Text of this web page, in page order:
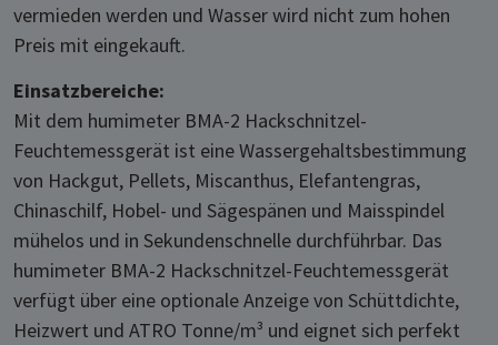
vermieden werden und Wasser wird nicht zum hohen
Preis mit eingekauft.
Einsatzbereiche:
Mit dem humimeter BMA-2 Hackschnitzel-
Feuchtemessgerät ist eine Wassergehaltsbestimmung
von Hackgut, Pellets, Miscanthus, Elefantengras,
Chinaschilf, Hobel- und Sägespänen und Maisspindel
mühelos und in Sekundenschnelle durchführbar. Das
humimeter BMA-2 Hackschnitzel-Feuchtemessgerät
verfügt über eine optionale Anzeige von Schüttdichte,
Heizwert und ATRO Tonne/m³ und eignet sich perfekt